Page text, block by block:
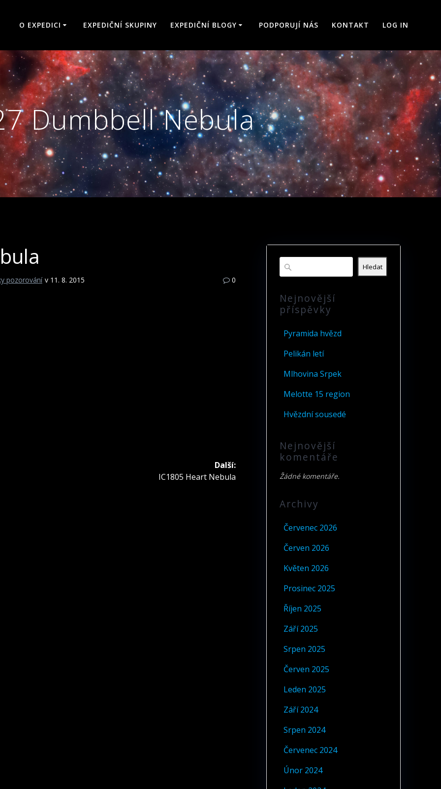
O EXPEDICI EXPEDIČNÍ SKUPINY EXPEDIČNÍ BLOGY PODPORUJÍ NÁS KONTAKT LOG IN
Dumbbell Nebula
pozorování v 11. 8. 2015 0
Další:
Další
IC1805 Heart Nebula
Hledat
Nejnovější
příspěvky
Pyramida hvězd
Pelikán letí
Mlhovina Srpek
Melotte 15 region
Hvězdní sousedé
Nejnovější
komentáře
Žádné komentáře.
Archivy
Červenec 2026
Červen 2026
Květen 2026
Prosinec 2025
Říjen 2025
Září 2025
Srpen 2025
Červen 2025
Leden 2025
Září 2024
Srpen 2024
Červenec 2024
Únor 2024